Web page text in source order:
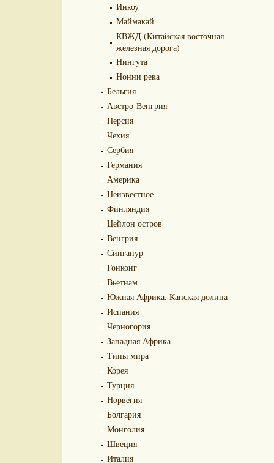
Инкоу
Маймакай
КВЖД (Китайская восточная
железная дорога)
Нингута
Нонни река
Бельгия
Австро-Венгрия
Персия
Чехия
Сербия
Германия
Америка
Неизвестное
Финляндия
Цейлон остров
Венгрия
Сингапур
Гонконг
Вьетнам
Южная Африка. Капская долина
Испания
Черногория
Западная Африка
Типы мира
Корея
Турция
Норвегия
Болгария
Монголия
Швеция
Италия